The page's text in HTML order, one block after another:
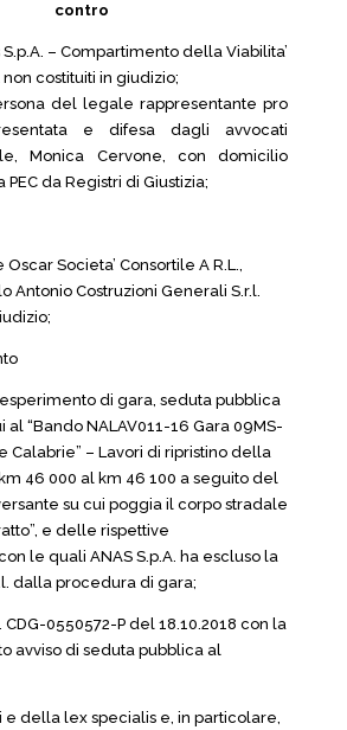
contro
S.p.A. – Compartimento della Viabilita’
costituiti in giudizio;
del legale rappresentante pro
e difesa dagli avvocati
Monica Cervone, con domicilio
da Registri di Giustizia;
Societa’ Consortile A R.L.,
Antonio Costruzioni Generali S.r.l.
di gara, seduta pubblica
al “Bando NALAV011-16 Gara 09MS-
Calabrie” – Lavori di ripristino della
46 000 al km 46 100 a seguito del
su cui poggia il corpo stradale
e delle rispettive
le quali ANAS S.p.A. ha escluso la
dalla procedura di gara;
0550572-P del 18.10.2018 con la
avviso di seduta pubblica al
e della lex specialis e, in particolare,